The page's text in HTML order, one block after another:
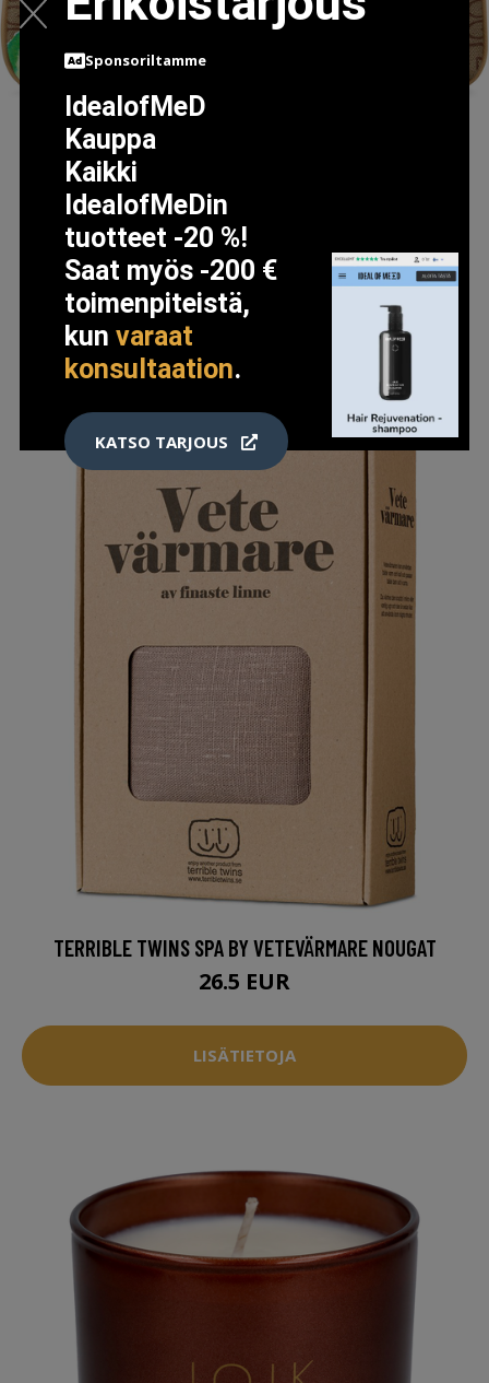
GILLIAN JONES RESORT 3 ROOM WEEKENDER
51.5 EUR
LISÄTIETOJA
TERRIBLE TWINS SPA BY VETEVÄRMARE NOUGAT
26.5 EUR
LISÄTIETOJA
Sponsoriltamme
IdealofMeD
Kauppa
Kaikki
IdealofMeDin
tuotteet -20 %!
Saat myös -200 €
toimenpiteistä,
kunvaraat
konsultaation.
KATSO TARJOUS